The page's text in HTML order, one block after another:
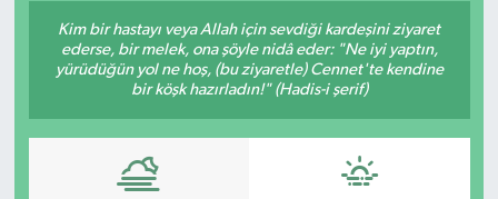
Kim bir hastayı veya Allah için sevdiği kardeşini ziyaret
ederse, bir melek, ona şöyle nidâ eder: "Ne iyi yaptın,
yürüdüğün yol ne hoş, (bu ziyaretle) Cennet'te kendine
bir köşk hazırladın!" (Hadis-i şerif)
Siyaset
Vefat Edenler